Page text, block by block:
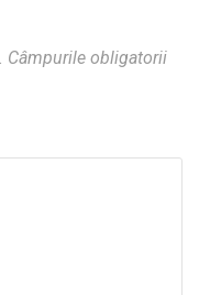
Câmpurile obligatorii